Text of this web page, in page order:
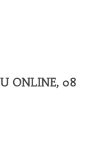
ONLINE, 08